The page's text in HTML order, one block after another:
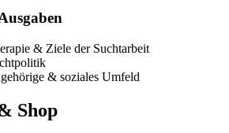
& Ziele der Suchtarbeit
& soziales Umfeld
Shop